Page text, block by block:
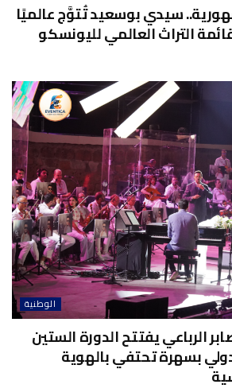
سيدي بوسعيد تُتوَّج عالميًا
التراث العالمي لليونسكو
الوطنية
الرباعي يفتتح الدورة الستين
بسهرة تحتفي بالهوية